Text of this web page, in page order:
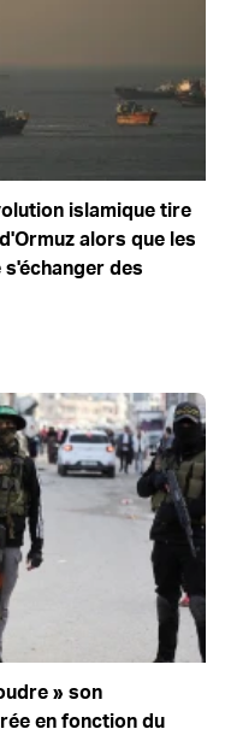
islamique tire
alors que les
des
» son
en fonction du